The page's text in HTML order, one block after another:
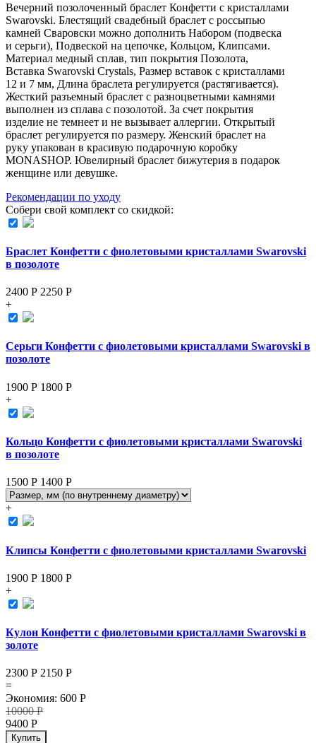
Вечерний позолоченный браслет Конфетти с кристаллами
Swarovski. Блестящий свадебный браслет с россыпью
камней Сваровски можно дополнить Набором (подвеска
и серьги), Подвеской на цепочке, Кольцом, Клипсами.
Материал медный сплав, тип покрытия Позолота,
Вставка Swarovski Crystals, Размер вставок с кристаллами
12 и 7 мм, Длина браслета регулируется (растягивается).
Жесткий разъемный браслет с разноцветными камнями
выполнен из сплава с позолотой. За счет покрытия
изделие не темнеет и не вызывает аллергии. Открытый
браслет регулируется по размеру. Женский браслет на
руку упакован в красивую подарочную коробку
MONASHOP. Ювелирный браслет бижутерия в подарок
женщине или девушке.
Рекомендации по уходу
Собери свой комплект со скидкой:
Браслет Конфетти с фиолетовыми кристаллами Swarovski
в позолоте
2400 Р 2250 Р
+
Серьги Конфетти с фиолетовыми кристаллами Swarovski в
позолоте
1900 Р 1800 Р
+
Кольцо Конфетти с фиолетовыми кристаллами Swarovski
в позолоте
1500 Р 1400 Р
+
Клипсы Конфетти с фиолетовыми кристаллами Swarovski
1900 Р 1800 Р
+
Кулон Конфетти с фиолетовыми кристаллами Swarovski в
золоте
2300 Р 2150 Р
=
Экономия: 600 Р
10000Р
9400 Р
Купить